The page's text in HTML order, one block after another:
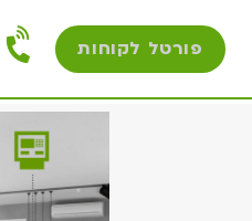
פורטל לקוחות